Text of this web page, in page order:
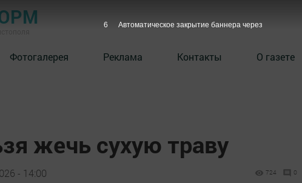
Фотогалерея Реклама Контакты О газете
жечь сухую траву
- 14:00 724 0
5 Автоматическое закрытие баннера через